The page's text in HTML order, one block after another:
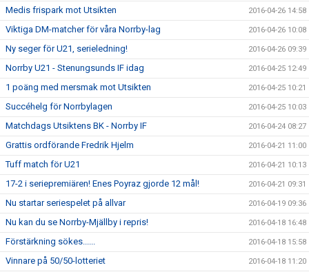
Medis frispark mot Utsikten 2016-04-26 14:58
Viktiga DM-matcher för våra Norrby-lag 2016-04-26 10:08
Ny seger för U21, serieledning! 2016-04-26 09:39
Norrby U21 - Stenungsunds IF idag 2016-04-25 12:49
1 poäng med mersmak mot Utsikten 2016-04-25 10:21
Succéhelg för Norrbylagen 2016-04-25 10:03
Matchdags Utsiktens BK - Norrby IF 2016-04-24 08:27
Grattis ordförande Fredrik Hjelm 2016-04-21 11:00
Tuff match för U21 2016-04-21 10:13
17-2 i seriepremiären! Enes Poyraz gjorde 12 mål! 2016-04-21 09:31
Nu startar seriespelet på allvar 2016-04-19 09:36
Nu kan du se Norrby-Mjällby i repris! 2016-04-18 16:48
Förstärkning sökes...... 2016-04-18 15:58
Vinnare på 50/50-lotteriet 2016-04-18 11:20